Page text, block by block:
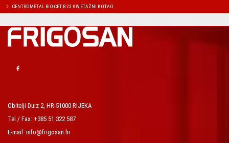
CENTROMETAL BIO-CET B 23 KW ETAŽNI KOTAO
Obitelji Duiz 2, HR-51000 RIJEKA
Tel./ Fax: +385 51 322 587
E-mail: info@frigosan.hr